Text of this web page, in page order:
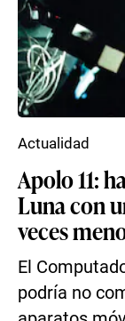
Apolo 11:
Luna con
veces
El
podría no
Actualidad